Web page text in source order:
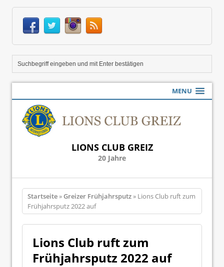
MENU
LIONS CLUB GREIZ
20 Jahre
Startseite»Greizer Frühjahrsputz» Lions Club ruft zum
Frühjahrsputz 2022 auf
Lions Club ruft zum
Frühjahrsputz 2022 auf